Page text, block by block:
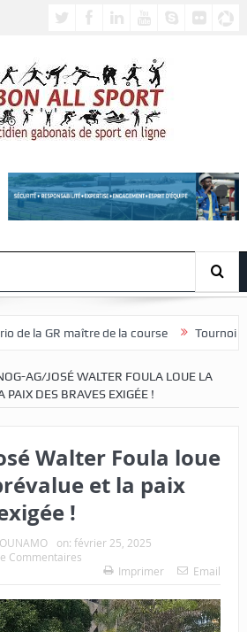
la course Tournoi national féminin U20/
AG/JOSÉ WALTER FOULA LOUE LA
PAIX DES BRAVES EXIGÉE !
Walter Foula loue
et la paix
!
on: février 25, 2025
Commentaires
Imprimer
Email